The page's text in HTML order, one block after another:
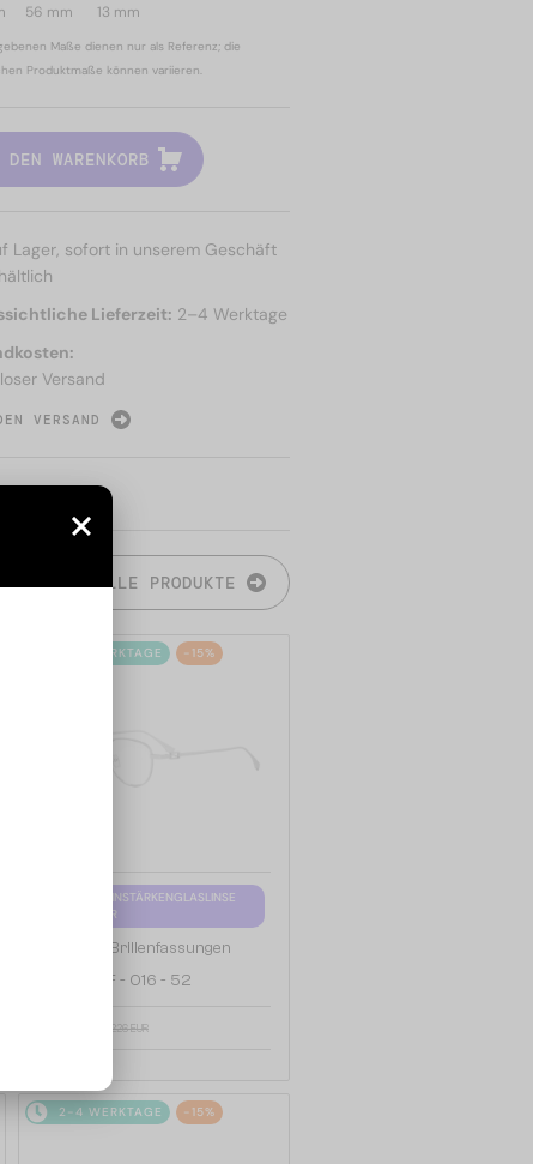
56 mm 13 mm
Maße dienen nur als Referenz; die
Produktmaße können variieren.
WARENKORB
Lager, sofort in unserem Geschäft
Lieferzeit: 2–4 Werktage
Versand
VERSAND
ALLE PRODUKTE
2-4 WERKTAGE -15%
MIT EINER EINSTÄRKENGLASLINSE
PLUS 65 EUR
Brillenfassungen
FE50109F - 016 - 52
226 EUR
2-4 WERKTAGE -15%